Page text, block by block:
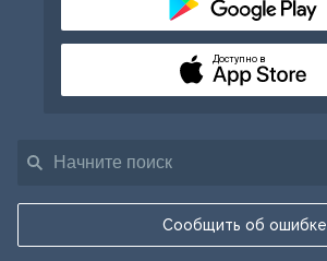
Сообщить об ошибке
Доступно в